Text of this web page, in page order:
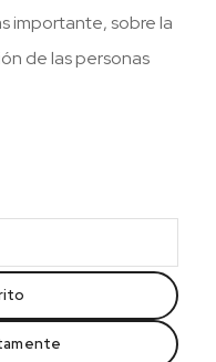
importante, sobre la
de las personas